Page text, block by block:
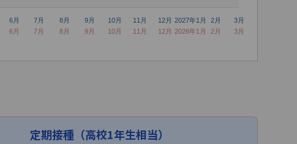
6月 7月 8月 9月 10月 11月 12月 2027年1月 2月
3月
6月 7月 8月 9月 10月 11月 12月 2026年1月 2月 3月
定期接種（高校1年生相当）